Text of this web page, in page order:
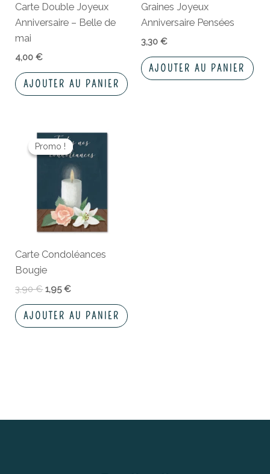
Carte Double Joyeux
Anniversaire – Belle de
mai
4,00€
AJOUTER AU PANIER
Graines Joyeux
Anniversaire Pensées
3,30 €
AJOUTER AU PANIER
Promo !
Promo !
Carte Condoléances
Bougie
3,90€
Le
prix
initial
était :
3,90 €.
1,95€
Le
prix
actuel
est :
1,95 €.
AJOUTER AU PANIER